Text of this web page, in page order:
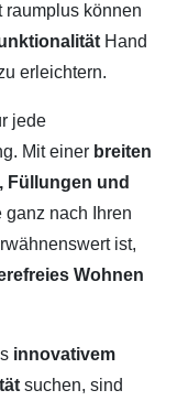
raumplus können
Hand
erleichtern.
jede
Mit einer breiten
Füllungen und
ganz nach Ihren
ist,
Wohnen
innovativem
suchen, sind